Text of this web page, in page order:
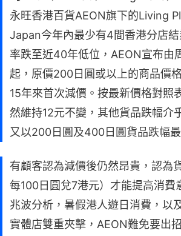
永旺香港百貨AEON旗下的Living
Japan今年內最少有4間香港分店
率跌至近40年低位，AEON宣布由
起，原價200日圓或以上的商品價
15年來首次減價。按最新價格對照
然維持12元不變，其他貨品跌幅介
又以200日圓及400日圓貨品跌幅最
有顧客認為減價後仍然昂貴，認為
每100日圓兌7港元）才能提高消費
兆波分析，暑假港人遊日消費，以
實體店雙重夾擊，AEON難免要出